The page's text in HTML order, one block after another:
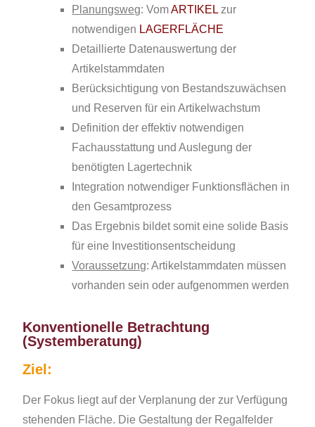
Planungsweg: VomARTIKEL zur
notwendigen LAGERFLÄCHE
Detaillierte Datenauswertung der
Artikelstammdaten
Berücksichtigung von Bestandszuwächsen
und Reserven für ein Artikelwachstum
Definition der effektiv notwendigen
Fachausstattung und Auslegung der
benötigten Lagertechnik
Integration notwendiger Funktionsflächen in
den Gesamtprozess
Das Ergebnis bildet somit eine solide Basis
für eine Investitionsentscheidung
Voraussetzung: Artikelstammdaten müssen
vorhanden sein oder aufgenommen werden
Konventionelle Betrachtung
(Systemberatung)
Ziel:
Der Fokus liegt auf der Verplanung der zur Verfügung
stehenden Fläche. Die Gestaltung der Regalfelder